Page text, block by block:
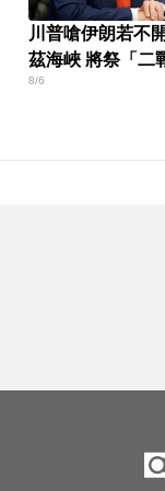
川普嗆伊朗若不
茲海峽 將祭「二
攻擊」
8/6
權並
出國
示警